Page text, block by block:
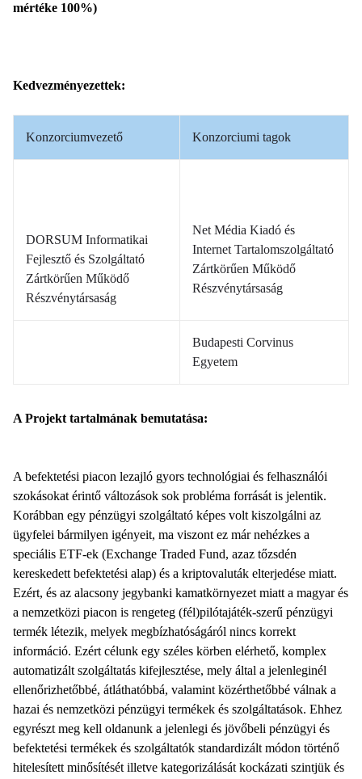
mértéke 100%)
Kedvezményezettek:
Konzorciumvezető Konzorciumi tagok
DORSUM Informatikai
Fejlesztő és Szolgáltató
Zártkörűen Működő
Részvénytársaság
Net Média Kiadó és
Internet Tartalomszolgáltató
Zártkörűen Működő
Részvénytársaság
Budapesti Corvinus
Egyetem
A Projekt tartalmának bemutatása:
A befektetési piacon lezajló gyors technológiai és felhasználói
szokásokat érintő változások sok probléma forrását is jelentik.
Korábban egy pénzügyi szolgáltató képes volt kiszolgálni az
ügyfelei bármilyen igényeit, ma viszont ez már nehézkes a
speciális ETF-ek (Exchange Traded Fund, azaz tőzsdén
kereskedett befektetési alap) és a kriptovaluták elterjedése miatt.
Ezért, és az alacsony jegybanki kamatkörnyezet miatt a magyar és
a nemzetközi piacon is rengeteg (fél)pilótajáték-szerű pénzügyi
termék létezik, melyek megbízhatóságáról nincs korrekt
információ. Ezért célunk egy széles körben elérhető, komplex
automatizált szolgáltatás kifejlesztése, mely által a jelenleginél
ellenőrizhetőbbé, átláthatóbbá, valamint közérthetőbbé válnak a
hazai és nemzetközi pénzügyi termékek és szolgáltatások. Ehhez
egyrészt meg kell oldanunk a jelenlegi és jövőbeli pénzügyi és
befektetési termékek és szolgáltatók standardizált módon történő
hitelesített minősítését illetve kategorizálását kockázati szintjük és